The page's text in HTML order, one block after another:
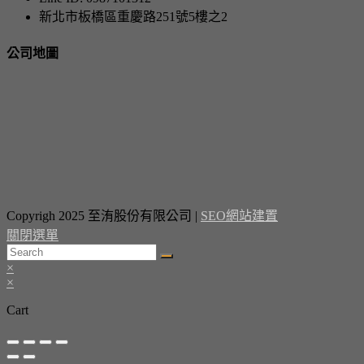
新北市板橋區重慶路251號5樓之2
公司地圖
Copyrigh 2025 至洧股份有限公司 | SEO網站建置
關閉選單
×
×
Cart